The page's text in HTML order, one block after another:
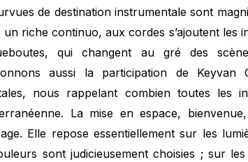
de destination instrumentale sont
un riche continuo, aux cordes s’ajoutent les
qui changent au gré des
aussi la participation de Keyvan
nous rappelant combien toutes les
La mise en espace,
Elle repose essentiellement sur les
sont judicieusement choisies ; sur